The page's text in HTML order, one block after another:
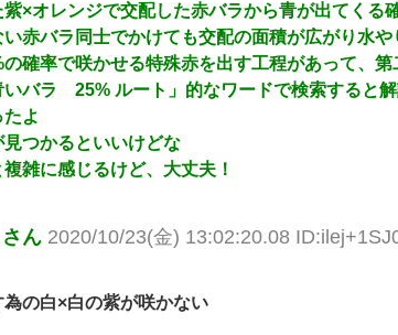
×オレンジで交配した赤バラから青が出てくる
赤バラ同士でかけても交配の面積が広がり水や
確率で咲かせる特殊赤を出す工程があって、
バラ 25% ルート」的なワードで検索すると
よ
つかるといいけどな
雑に感じるけど、大丈夫！
ん 2020/10/23(金) 13:02:20.08
の白×白の紫が咲かない